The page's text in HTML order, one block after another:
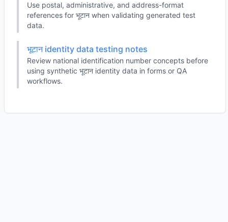
Use postal, administrative, and address-format
references for भूटान when validating generated test
data.
भूटान identity data testing notes
Review national identification number concepts before
using synthetic भूटान identity data in forms or QA
workflows.